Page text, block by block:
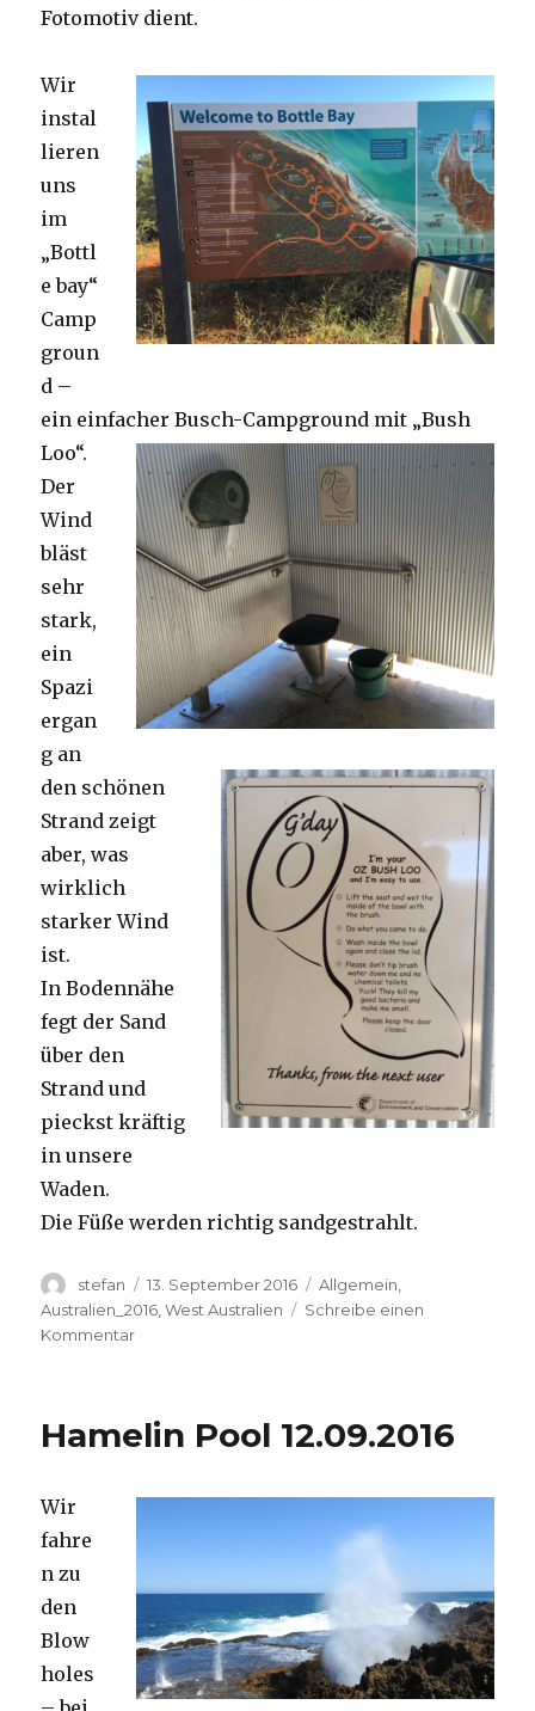
Fotomotiv dient.
Wir
instal
lieren
uns
im
„Bottl
e bay“
Camp
groun
d –
ein einfacher Busch-Campground mit „Bush
Loo“.
Der
Wind
bläst
sehr
stark,
ein
Spazi
ergan
g an
den schönen
Strand zeigt
aber, was
wirklich
starker Wind
ist.
In Bodennähe
fegt der Sand
über den
Strand und
pieckst kräftig
in unsere
Waden.
Die Füße werden richtig sandgestrahlt.
Autor
stefan
Veröffentlicht
am
13. September 2016 Kategorien
Allgemein
Australien_2016 ,West Australien
Schreibe einen
Kommentarzu
Hamelin Pool 12.09.2016
Wir
fahre
n zu
den
Blow
holes